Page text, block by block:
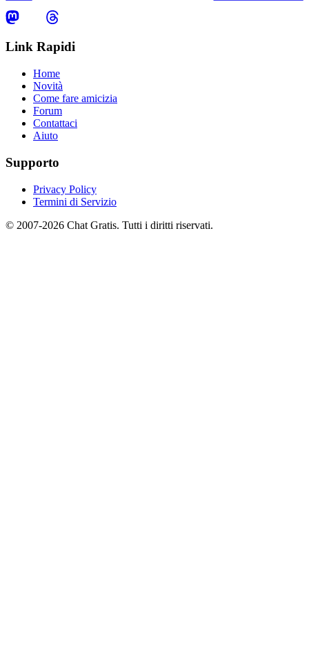
Link Rapidi
Home
Novità
Come fare amicizia
Forum
Contattaci
Aiuto
Supporto
Privacy Policy
Termini di Servizio
© 2007-2026 Chat Gratis. Tutti i diritti riservati.